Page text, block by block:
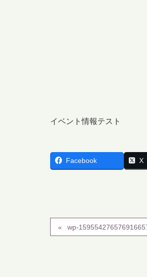
イベント情報テスト
Facebook X
wp-